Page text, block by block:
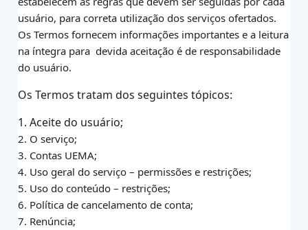
usuário, para correta utilização dosserviços ofertados.
Os Termos fornecem informações importantes e a leitura
na íntegra para devida aceitação é de responsabilidade
do usuário.
Os Termos tratam dos seguintes tópicos:
1. Aceite do usuário;
2. O serviço;
3. Contas UEMA;
4. Uso geral do serviço – permissões e restrições;
5. Uso do conteúdo – restrições;
6. Política de cancelamento de conta;
7. Renúncia;